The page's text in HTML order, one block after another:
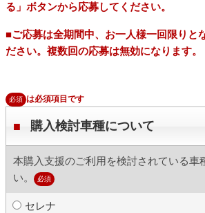
る」ボタンから応募してください。
■ご応募は全期間中、お一人様一回限りと
ださい。複数回の応募は無効になります。
必須 は必須項目です
購入検討車種について
本購入支援のご利用を検討されている車
い。
必須
セレナ